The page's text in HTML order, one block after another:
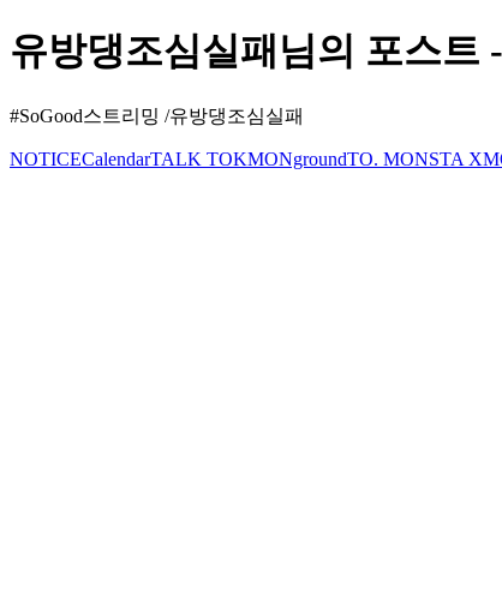
유방댕조심실패님의 포스트
#SoGood스트리밍 /유방댕조심실패
NOTICECalendarTALK TOKMONgroundTO. MONSTA X